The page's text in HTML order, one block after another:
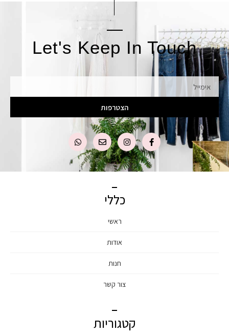
Let's Keep In Touch
אימייל
הצטרפות
כללי
ראשי
אודות
חנות
צור קשר
קטגוריות